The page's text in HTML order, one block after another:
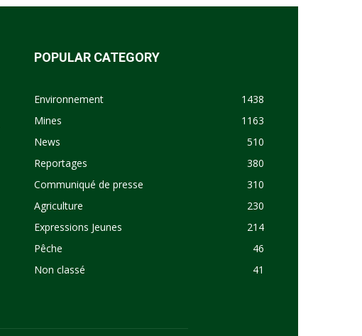
POPULAR CATEGORY
Environnement
1438
Mines
1163
News
510
Reportages
380
Communiqué de presse
310
Agriculture
230
Expressions Jeunes
214
Pêche
46
Non classé
41